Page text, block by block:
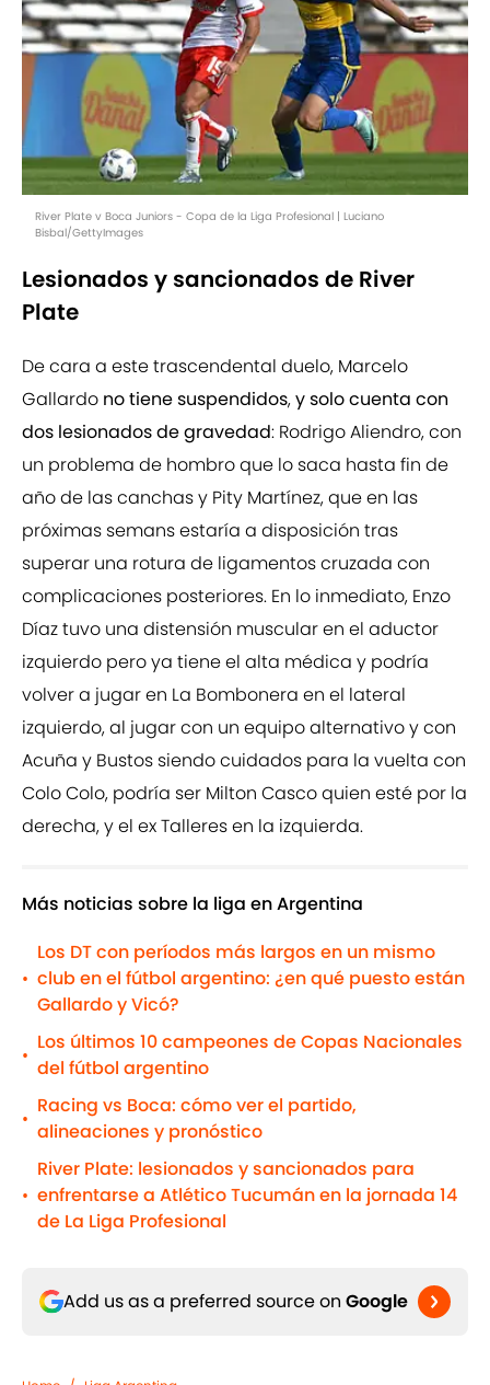
River Plate v Boca Juniors - Copa de la Liga Profesional | Luciano
Bisbal/GettyImages
Lesionados y sancionados de River
Plate
De cara a este trascendental duelo, Marcelo
Gallardo no tiene suspendidos,y solo cuenta con
dos lesionados de gravedad: Rodrigo Aliendro, con
un problema de hombro que lo saca hasta fin de
año de las canchas y Pity Martínez, que en las
próximas semans estaría a disposición tras
superar una rotura de ligamentos cruzada con
complicaciones posteriores. En lo inmediato, Enzo
Díaz tuvo una distensión muscular en el aductor
izquierdo pero ya tiene el alta médica y podría
volver a jugar en La Bombonera en el lateral
izquierdo, al jugar con un equipo alternativo y con
Acuña y Bustos siendo cuidados para la vuelta con
Colo Colo, podría ser Milton Casco quien esté por la
derecha, y el ex Talleres en la izquierda.
Más noticias sobre la liga en Argentina
•
Los DT con períodos más largos en un mismo
club en el fútbol argentino: ¿en qué puesto están
Gallardo y Vicó?
•
Los últimos 10 campeones de Copas Nacionales
del fútbol argentino
•
Racing vs Boca: cómo ver el partido,
alineaciones y pronóstico
•
River Plate: lesionados y sancionados para
enfrentarse a Atlético Tucumán en la jornada 14
de La Liga Profesional
Add us as a preferred source on Google